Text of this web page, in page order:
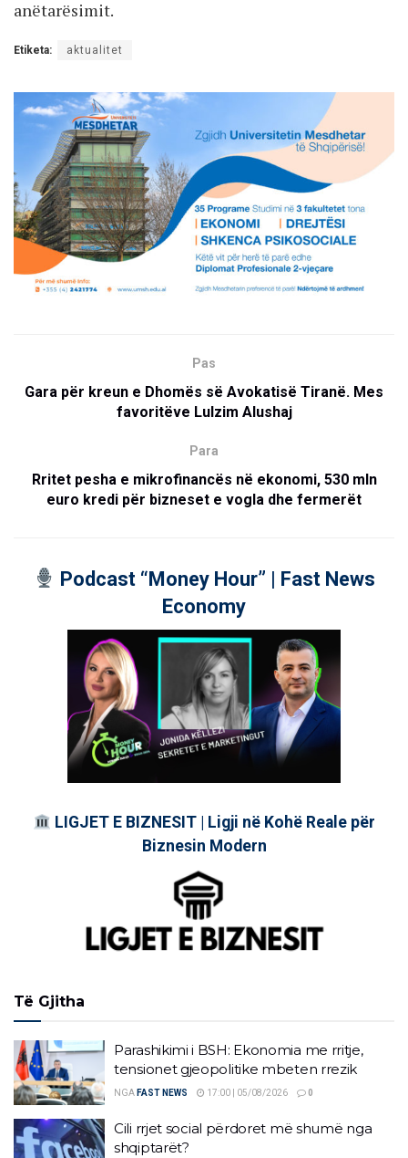
anëtarësimit.
Etiketa: aktualitet
Pas
Gara për kreun e Dhomës së Avokatisë Tiranë. Mes
favoritëve Lulzim Alushaj
Para
Rritet pesha e mikrofinancës në ekonomi, 530 mln
euro kredi për bizneset e vogla dhe fermerët
Podcast “Money Hour” | Fast News
Economy
LIGJET E BIZNESIT | Ligji në Kohë Reale për
Biznesin Modern
Të Gjitha
Parashikimi i BSH: Ekonomia me rritje,
tensionet gjeopolitike mbeten rrezik
NGA FAST NEWS 17:00 | 05/08/2026 0
Cili rrjet social përdoret më shumë nga
shqiptarët?